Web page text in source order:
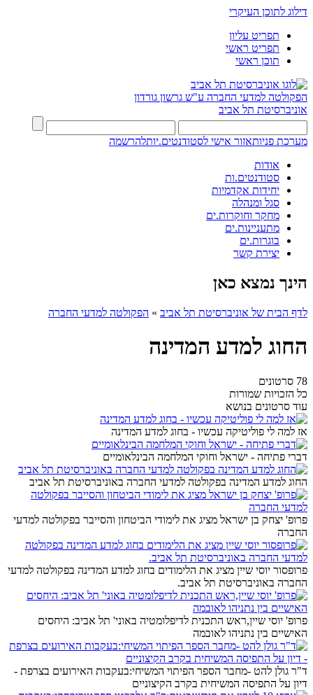
דילוג לתוכן העיקרי
תפריט עליון
תפריט ראשי
תוכן ראשי
הפקולטה למדעי החברה ע"ש גרשון גורדון
אוניברסיטת תל אביב
מערכת פניותאזור אישי לסטודנטים.יותלהרשמה
אודות
סטודנטים.ות
יחידות אקדמיות
סגל ומנהלה
מחקר וחוקרות.ים
מתעניינות.ים
בוגרות.ים
יצירת קשר
הינך נמצא כאן
לדף הבית של אוניברסיטת תל אביב » הפקולטה למדעי החברה
החוג למדע המדינה
78 סרטונים
כל הזכויות שמורות
עוד סרטונים בנושא
אז למה לי פוליטיקה עכשיו - בחוג למדע המדינה
דברי פתיחה - ישראל וחוקי המלחמה הבינלאומיים
החוג למדע המדינה בפקולטה למדעי החברה באוניברסיטת תל אביב
פרופ' יצחק בן ישראל מציג את לימודי הביטחון והסייבר בפקולטה למדעי
החברה
פרופסור יוסי שיין מציג את הלימודים בחוג למדע המדינה בפקולטה למדעי
החברה באוניברסיטת תל אביב.
פרופ' יוסי שיין,ראש התכנית לדיפלומטיה באוני' תל אביב: היחסים
האישיים בין נתניהו לאובמה
ד"ר גולן להט -מחבר הספר הפיתוי המשיחי:בעקבות האירועים בצרפת -
דיון על התפיסה המשיחית בקרב הקיצוניים